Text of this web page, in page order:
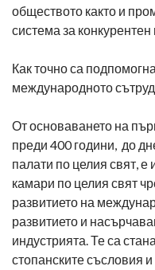
обществото както и
система за конкурентен
Как точно са
международното
От основаването на
преди 400 години, до
палати по целия свят,
камари по целия свят
развитието на
развитието и
индустрията. Те са
стопанските съсловия